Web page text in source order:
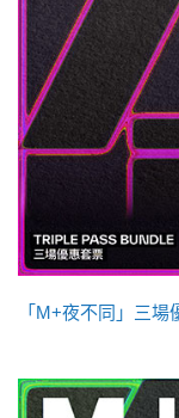
「M+夜不同」三場